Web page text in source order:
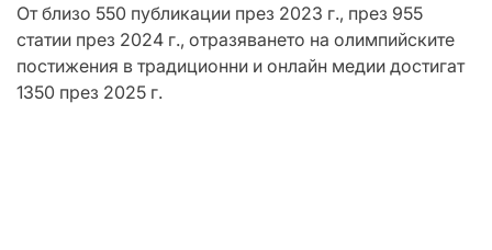
От близо 550 публикации през 2023 г., през 955
статии през 2024 г., отразяването на олимпийските
постижения в традиционни и онлайн медии достигат
1350 през 2025 г.